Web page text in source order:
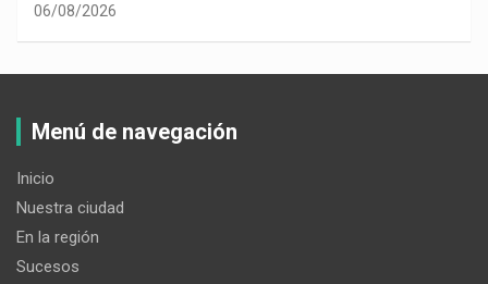
06/08/2026
Menú de navegación
Inicio
Nuestra ciudad
En la región
Sucesos